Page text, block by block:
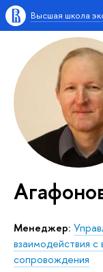
Высшая школа
Менеджер:
взаимодействия с
сопровождения